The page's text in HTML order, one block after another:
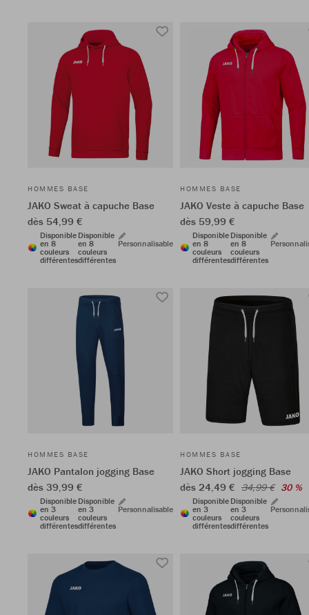
HOMMES BASE
JAKO Sweat à capuche Base
dès 54,99 €
Disponible
en 8
couleurs
différentes
Disponible
en 8
couleurs
différentes
Personnalisable
HOMMES BASE
JAKO Veste à capuche Base
dès 59,99 €
Disponible
en 8
couleurs
différentes
Disponible
en 8
couleurs
différentes
HOMMES BASE
JAKO Pantalon jogging Base
dès 39,99 €
Disponible
en 3
couleurs
différentes
Disponible
en 3
couleurs
différentes
Personnalisable
HOMMES BASE
JAKO Short jogging Base
dès 24,49 € 34,99 € 30 %
Disponible
en 3
couleurs
différentes
Disponible
en 3
couleurs
différentes